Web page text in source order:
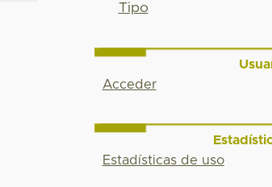
Tipo
Acceder
Estadísticas de uso